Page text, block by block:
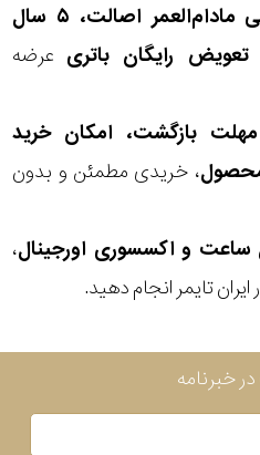
گارانتی مادام‌العمر اصالت، ۵ سال
عرضه
۳۰ روز مهلت بازگشت، امکان خرید
، خریدی مطمئن و بدون
،
تایمر انجام دهید.
خبرنامه